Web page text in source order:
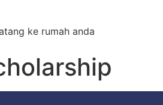
ke rumah anda